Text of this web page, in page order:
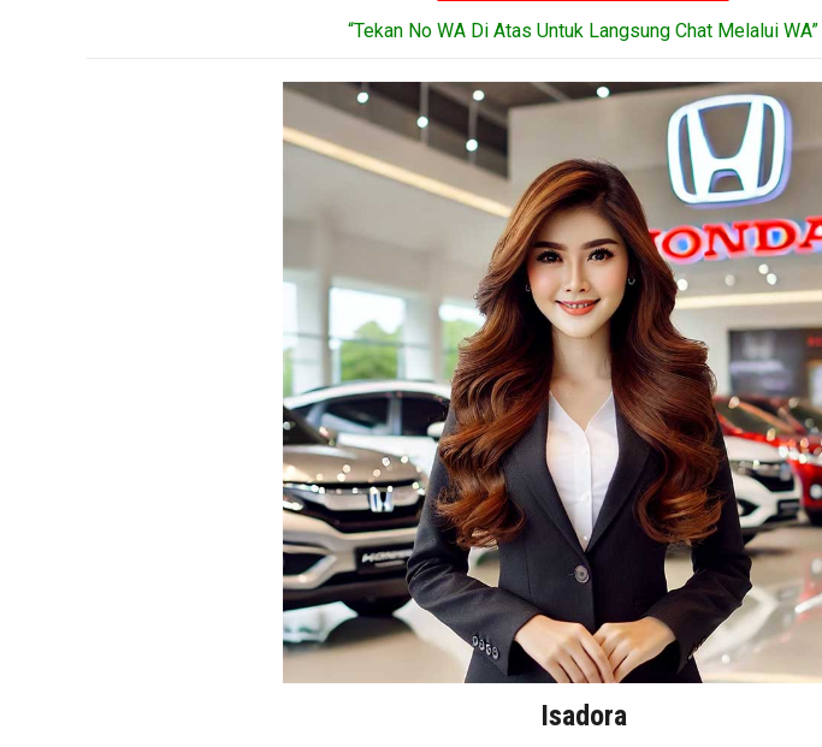
“Tekan No WA Di Atas Untuk Langsung Chat Melalui WA”
Isadora